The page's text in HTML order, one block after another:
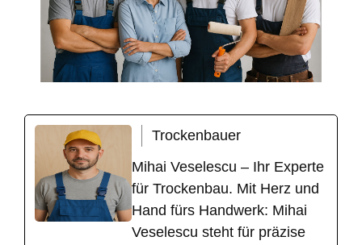
Trockenbauer
Mihai Veselescu – Ihr Experte
für Trockenbau. Mit Herz und
Hand fürs Handwerk: Mihai
Veselescu steht für präzise